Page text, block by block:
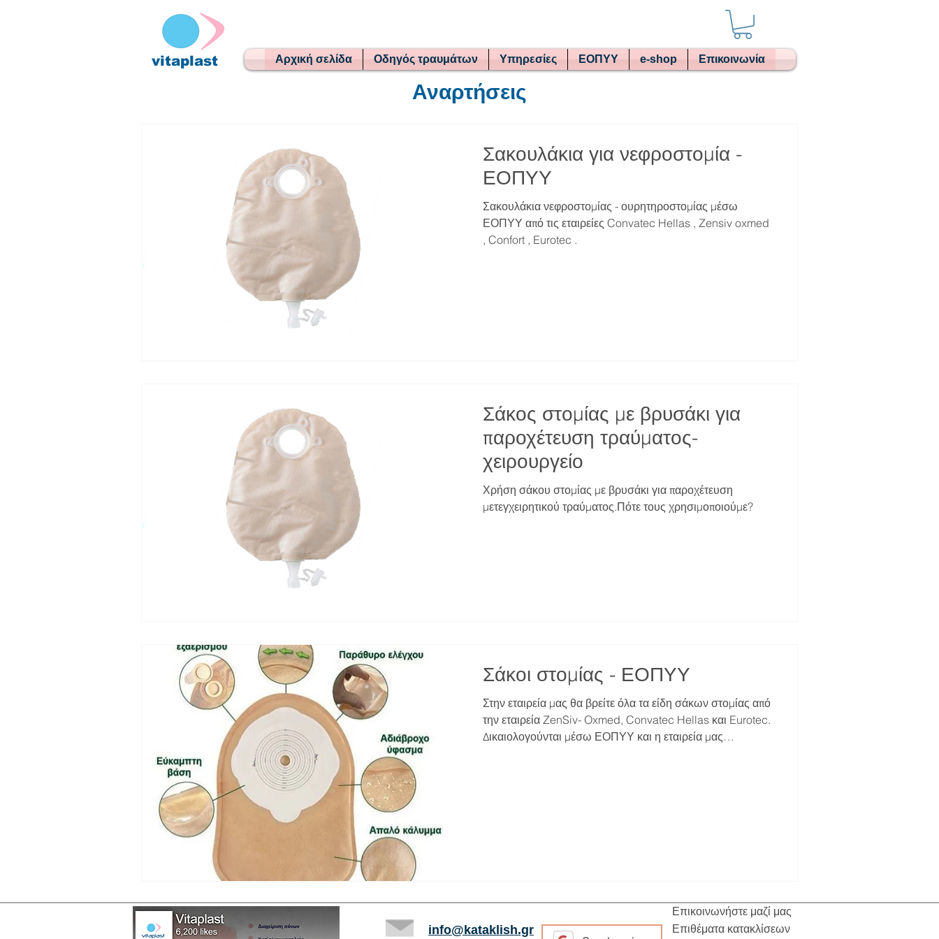
menu
vitaplast Αρχική σελίδα Οδηγός τραυμάτων Υπηρεσίες ΕΟΠΥΥ e-shop Επικοινωνία
Αναρτήσεις
Σακουλάκια για νεφροστομία -
ΕΟΠΥΥ
Σακουλάκια νεφροστομίας - ουρητηροστομίας μέσω
ΕΟΠΥΥ από τις εταιρείες Convatec Hellas , Zensiv oxmed
, Confort , Eurotec .
Σάκος στομίας με βρυσάκι για
παροχέτευση τραύματος-
χειρουργείο
Χρήση σάκου στομίας με βρυσάκι για παροχέτευση
μετεγχειρητικού τραύματος.Πότε τους χρησιμοποιούμε?
Σάκοι στομίας - ΕΟΠΥΥ
Στην εταιρεία μας θα βρείτε όλα τα είδη σάκων στομίας από
την εταιρεία ZenSiv- Oxmed, Convatec Hellas και Eurotec.
Δικαιολογούνται μέσω ΕΟΠΥΥ και η εταιρεία μας
info@kataklish.gr
Επικοινωνήστε μαζί μας
Επιθέματα κατακλίσεων